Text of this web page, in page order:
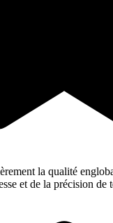
la qualité
et de la précision de